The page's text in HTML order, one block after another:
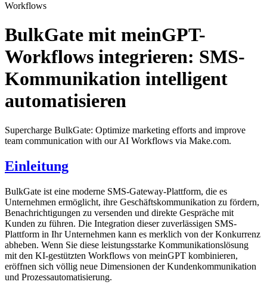
Workflows
BulkGate mit meinGPT-
Workflows integrieren: SMS-
Kommunikation intelligent
automatisieren
Supercharge BulkGate: Optimize marketing efforts and improve
team communication with our AI Workflows via Make.com.
Einleitung
BulkGate ist eine moderne SMS-Gateway-Plattform, die es
Unternehmen ermöglicht, ihre Geschäftskommunikation zu fördern,
Benachrichtigungen zu versenden und direkte Gespräche mit
Kunden zu führen. Die Integration dieser zuverlässigen SMS-
Plattform in Ihr Unternehmen kann es merklich von der Konkurrenz
abheben. Wenn Sie diese leistungsstarke Kommunikationslösung
mit den KI-gestützten Workflows von meinGPT kombinieren,
eröffnen sich völlig neue Dimensionen der Kundenkommunikation
und Prozessautomatisierung.